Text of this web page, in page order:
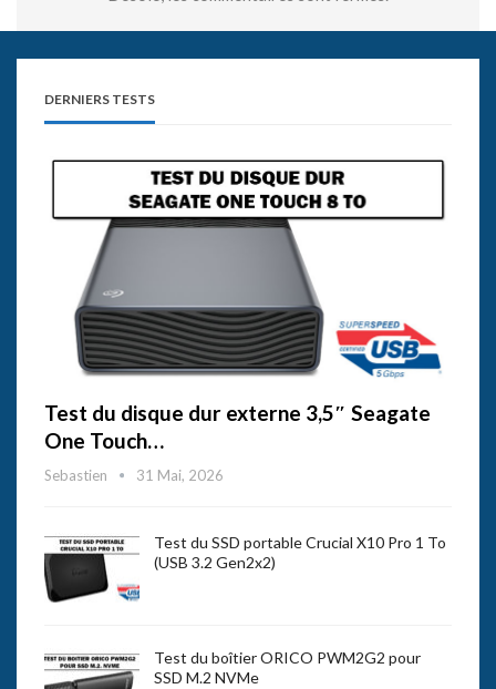
DERNIERS TESTS
Test du disque dur externe 3,5″ Seagate
One Touch…
Sebastien 31 Mai, 2026
Test du SSD portable Crucial X10 Pro 1 To
(USB 3.2 Gen2x2)
Test du boîtier ORICO PWM2G2 pour
SSD M.2 NVMe